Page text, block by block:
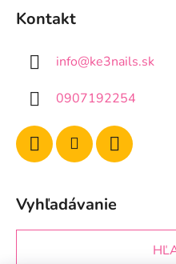
Kontakt
info@ke3nails.sk
0907192254
Vyhľadávanie